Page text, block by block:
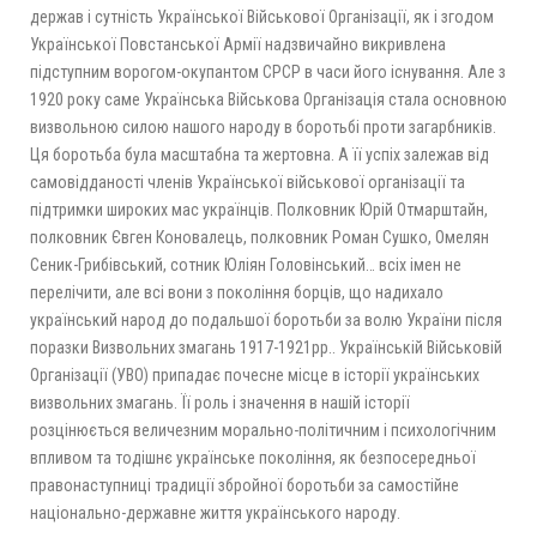
держав і сутність Української Військової Організації, як і згодом
Української Повстанської Армії надзвичайно викривлена
підступним ворогом-окупантом СРСР в часи його існування. Але з
1920 року саме Українська Військова Організація стала основною
визвольною силою нашого народу в боротьбі проти загарбників.
Ця боротьба була масштабна та жертовна. А її успіх залежав від
самовідданості членів Української військової організації та
підтримки широких мас українців. Полковник Юрій Отмарштайн,
полковник Євген Коновалець, полковник Роман Сушко, Омелян
Сеник-Грибівський, сотник Юліян Головінський… всіх імен не
перелічити, але всі вони з покоління борців, що надихало
український народ до подальшої боротьби за волю України після
поразки Визвольних змагань 1917-1921рр.. Українській Військовій
Організації (УВО) припадає почесне місце в історії українських
визвольних змагань. Її роль і значення в нашій історії
розцінюється величезним морально-політичним і психологічним
впливом та тодішнє українське покоління, як безпосередньої
правонаступниці традиції збройної боротьби за самостійне
національно-державне життя українського народу.